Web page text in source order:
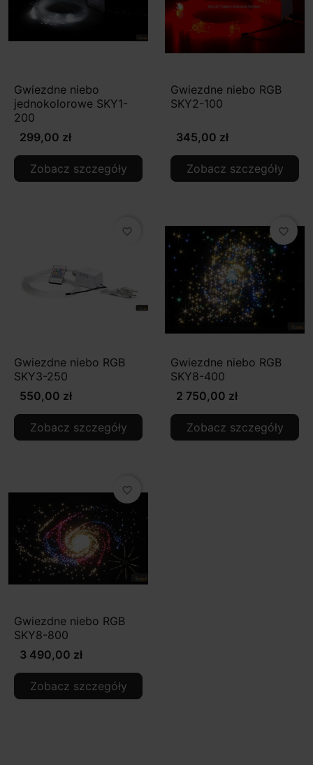
Gwiezdne niebo
jednokolorowe SKY1-
200
299,00 zł
Zobacz szczegóły
Gwiezdne niebo RGB
SKY2-100
345,00 zł
Zobacz szczegóły
favorite_border
Gwiezdne niebo RGB
SKY3-250
550,00 zł
Zobacz szczegóły
favorite_border
Gwiezdne niebo RGB
SKY8-400
2 750,00 zł
Zobacz szczegóły
favorite_border
Gwiezdne niebo RGB
SKY8-800
3 490,00 zł
Zobacz szczegóły